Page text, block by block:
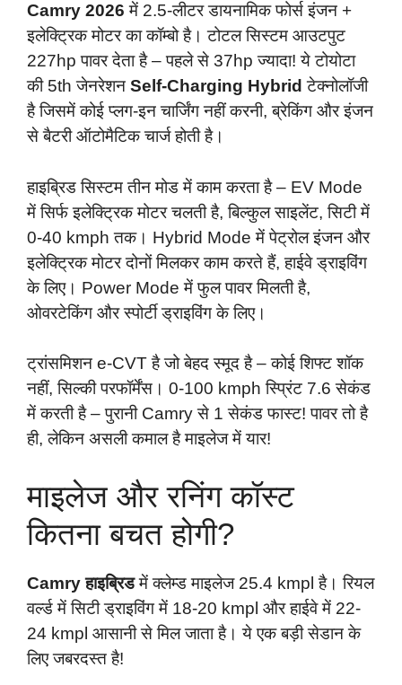
Camry 2026 में 2.5-लीटर डायनामिक फोर्स इंजन +
इलेक्ट्रिक मोटर का कॉम्बो है। टोटल सिस्टम आउटपुट
227hp पावर देता है – पहले से 37hp ज्यादा! ये टोयोटा
की 5th जेनरेशन Self-Charging Hybrid टेक्नोलॉजी
है जिसमें कोई प्लग-इन चार्जिंग नहीं करनी, ब्रेकिंग और इंजन
से बैटरी ऑटोमैटिक चार्ज होती है।
हाइब्रिड सिस्टम तीन मोड में काम करता है – EV Mode
में सिर्फ इलेक्ट्रिक मोटर चलती है, बिल्कुल साइलेंट, सिटी में
0-40 kmph तक। Hybrid Mode में पेट्रोल इंजन और
इलेक्ट्रिक मोटर दोनों मिलकर काम करते हैं, हाईवे ड्राइविंग
के लिए। Power Mode में फुल पावर मिलती है,
ओवरटेकिंग और स्पोर्टी ड्राइविंग के लिए।
ट्रांसमिशन e-CVT है जो बेहद स्मूद है – कोई शिफ्ट शॉक
नहीं, सिल्की परफॉर्मेंस। 0-100 kmph स्प्रिंट 7.6 सेकंड
में करती है – पुरानी Camry से 1 सेकंड फास्ट! पावर तो है
ही, लेकिन असली कमाल है माइलेज में यार!
माइलेज और रनिंग कॉस्ट
कितना बचत होगी?
Camry हाइब्रिडमें क्लेम्ड माइलेज 25.4 kmpl है। रियल
वर्ल्ड में सिटी ड्राइविंग में 18-20 kmpl और हाईवे में 22-
24 kmpl आसानी से मिल जाता है। ये एक बड़ी सेडान के
लिए जबरदस्त है!